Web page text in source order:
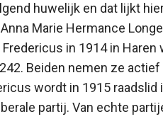
huwelijk en dat lijkt
Marie Hermance
in 1914 in
Beiden nemen ze
wordt in 1915 raadslid
partij. Van echte